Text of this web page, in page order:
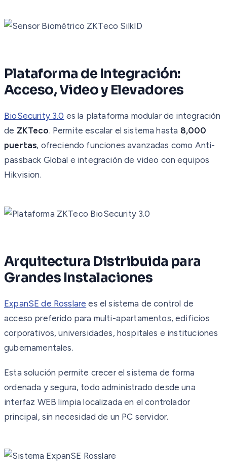
Plataforma de Integración:
Acceso, Video y Elevadores
BioSecurity 3.0 es la plataforma modular de integración
de ZKTeco. Permite escalar el sistema hasta 8,000
puertas, ofreciendo funciones avanzadas como Anti-
passback Global e integración de video con equipos
Hikvision.
Arquitectura Distribuida para
Grandes Instalaciones
ExpanSE de Rosslare es el sistema de control de
acceso preferido para multi-apartamentos, edificios
corporativos, universidades, hospitales e instituciones
gubernamentales.
Esta solución permite crecer el sistema de forma
ordenada y segura, todo administrado desde una
interfaz WEB limpia localizada en el controlador
principal, sin necesidad de un PC servidor.